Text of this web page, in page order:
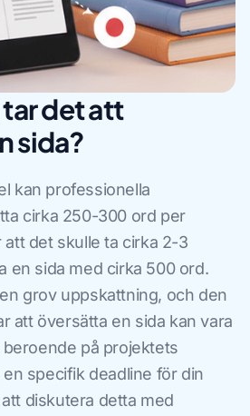
det att
sida?
kan professionella
cirka 250-300 ord per
det skulle ta cirka 2-3
en sida med cirka 500 ord.
grov uppskattning, och den
att översätta en sida kan vara
på projektets
specifik deadline för din
diskutera detta med